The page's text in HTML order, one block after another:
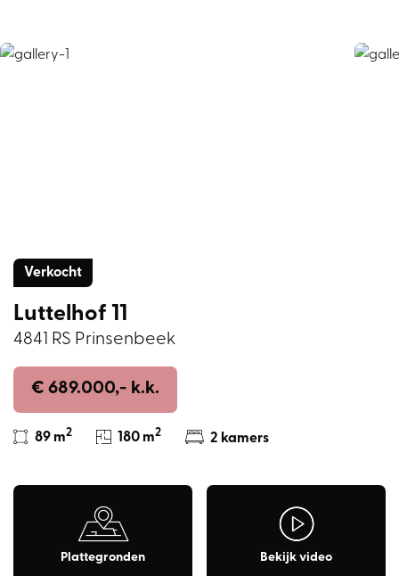
Verkocht
Luttelhof 11
4841 RS Prinsenbeek
€ 689.000,- k.k.
89 m2 180 m2 2 kamers
Plattegronden Bekijk video